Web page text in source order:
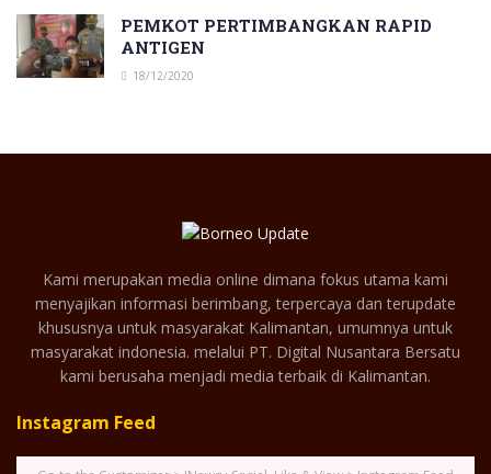
PEMKOT PERTIMBANGKAN RAPID
ANTIGEN
18/12/2020
Kami merupakan media online dimana fokus utama kami
menyajikan informasi berimbang, terpercaya dan terupdate
khususnya untuk masyarakat Kalimantan, umumnya untuk
masyarakat indonesia. melalui PT. Digital Nusantara Bersatu
kami berusaha menjadi media terbaik di Kalimantan.
Instagram Feed